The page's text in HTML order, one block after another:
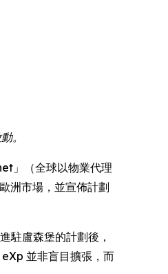
。
」（全球以物業代理
洲市場，並宣佈計劃
駐盧森堡的計劃後，
並非盲目擴張，而